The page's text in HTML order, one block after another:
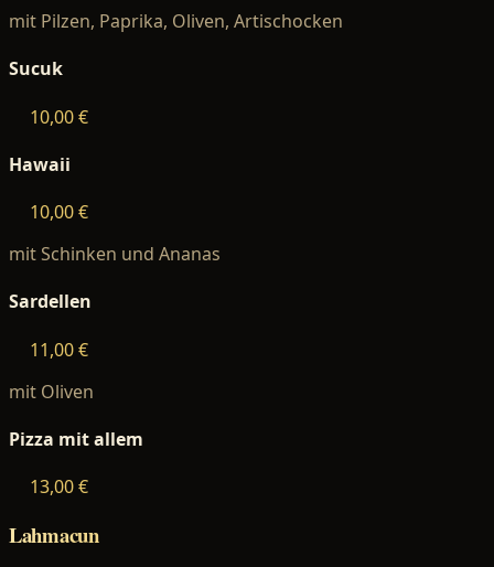
mit Pilzen, Paprika, Oliven, Artischocken
Sucuk
10,00 €
Hawaii
10,00 €
mit Schinken und Ananas
Sardellen
11,00 €
mit Oliven
Pizza mit allem
13,00 €
Lahmacun